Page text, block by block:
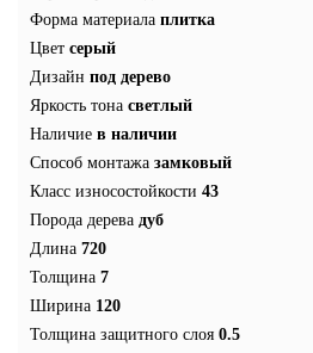
Форма материала плитка
Цвет серый
Дизайн под дерево
Яркость тона светлый
Наличие в наличии
Способ монтажа замковый
Класс износостойкости 43
Порода дерева дуб
Длина 720
Толщина 7
Ширина 120
Толщина защитного слоя 0.5